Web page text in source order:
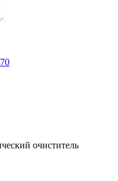
очиститель